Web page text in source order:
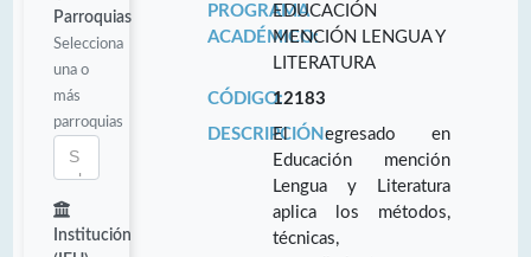
Parroquias
Selecciona
una o
más
parroquias
Institución
PROGRAMA
ACADÉMICO:
EDUCACIÓN
MENCIÓN LENGUA Y
LITERATURA
CÓDIGO:12183
DESCRIPCIÓN:El egresado en
Educación mención
Lengua y Literatura
aplica los métodos,
técnicas,